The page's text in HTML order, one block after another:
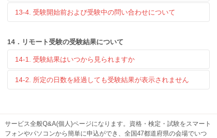
13-4. 受験開始前および受験中の問い合わせについて
14．リモート受験の受験結果について
14-1. 受験結果はいつから見られますか
14-2. 所定の日数を経過しても受験結果が表示されません
サービス全般Q&A(個人)ページになります。資格・検定・試験をスマート
フォンやパソコンから簡単に申込ができ、全国47都道府県の会場でいつ